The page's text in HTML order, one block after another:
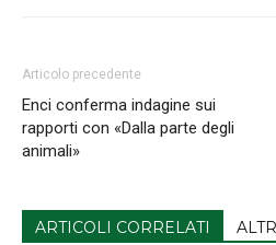
Articolo precedente
Enci conferma indagine sui
rapporti con «Dalla parte degli
animali»
ARTICOLI CORRELATI